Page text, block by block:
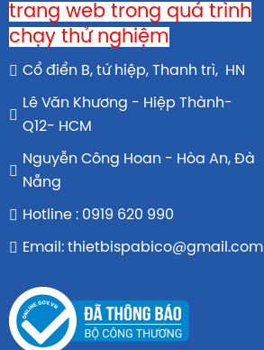
trang web trong quá trình
chạy thử nghiệm
Cổ điển B, tứ hiệp, Thanh trì, HN
Lê Văn Khương - Hiệp Thành-
Q12- HCM
Nguyễn Công Hoan - Hòa An, Đà
Nẵng
Hotline : 0919 620 990
Email: thietbispabico@gmail.com